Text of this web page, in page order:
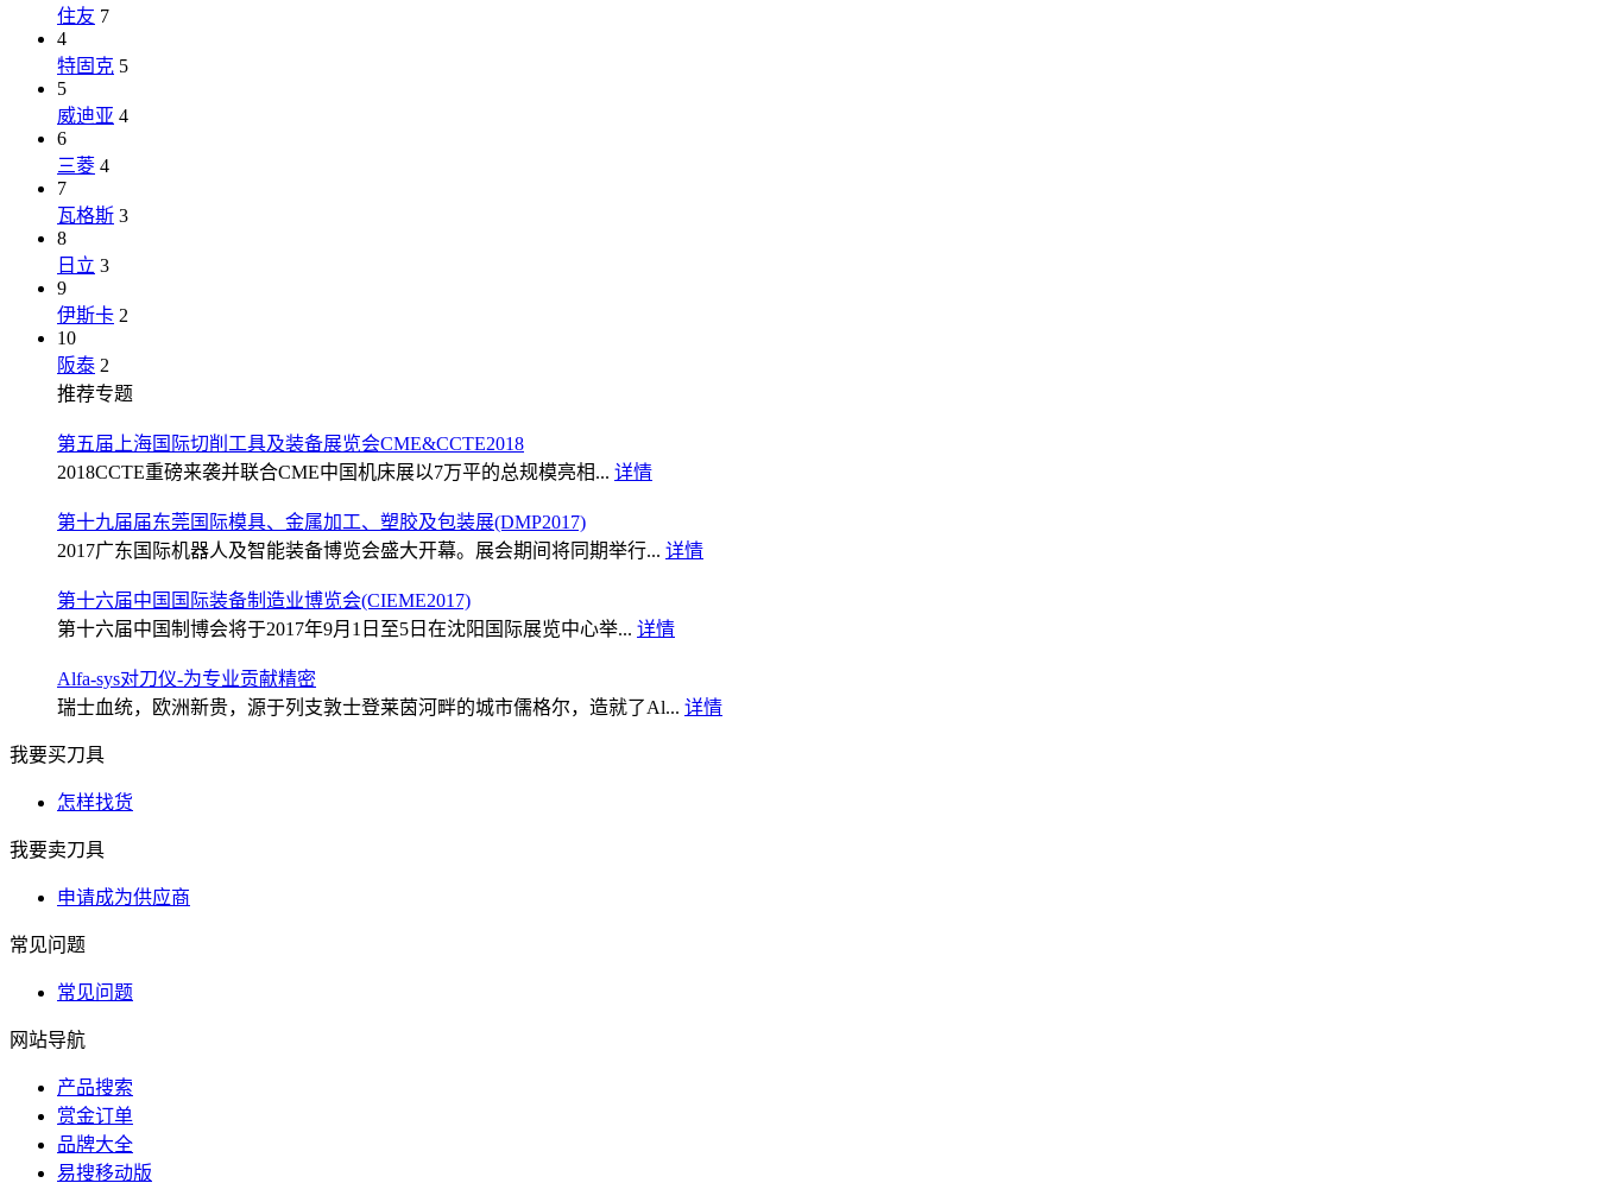
住友 7
4
特固克 5
5
威迪亚 4
6
三菱 4
7
瓦格斯 3
8
日立 3
9
伊斯卡 2
10
阪泰 2
推荐专题
第五届上海国际切削工具及装备展览会CME&CCTE2018
2018CCTE重磅来袭并联合CME中国机床展以7万平的总规模亮相... 详情
第十九届届东莞国际模具、金属加工、塑胶及包装展(DMP2017)
2017广东国际机器人及智能装备博览会盛大开幕。展会期间将同期举行... 详情
第十六届中国国际装备制造业博览会(CIEME2017)
第十六届中国制博会将于2017年9月1日至5日在沈阳国际展览中心举... 详情
Alfa-sys对刀仪-为专业贡献精密
瑞士血统，欧洲新贵，源于列支敦士登莱茵河畔的城市儒格尔，造就了Al... 详情
我要买刀具
怎样找货
我要卖刀具
申请成为供应商
常见问题
常见问题
网站导航
产品搜索
赏金订单
品牌大全
易搜移动版